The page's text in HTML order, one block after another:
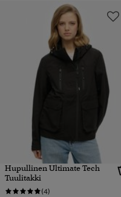
Hupullinen Ultimate Tech
Tuulitakki
(4)